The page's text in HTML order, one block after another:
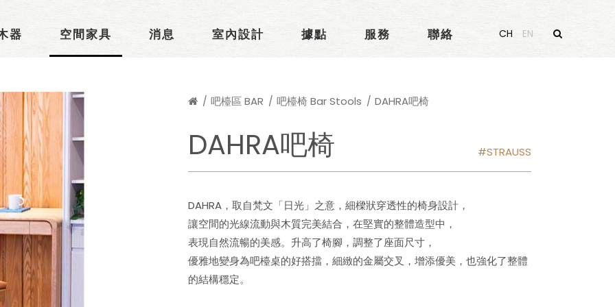
器 空間家具 消息 室內設計 據點 服務 聯絡 CH EN
吧檯區 BAR 吧檯椅 Bar Stools DAHRA吧椅
DAHRA吧椅 STRAUSS
DAHRA，取自梵文「日光」之意，細樑狀穿透性的椅身設計，
讓空間的光線流動與木質完美結合，在堅實的整體造型中，
表現自然流暢的美感。升高了椅腳，調整了座面尺寸，
優雅地變身為吧檯桌的好搭擋，細緻的金屬交叉，增添優美，也強化了整體
的結構穩定。